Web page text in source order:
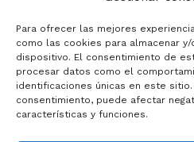
Para ofrecer las mejores
como las cookies para almacenar
dispositivo. El consentimiento de
procesar datos como el
identificaciones únicas en este
consentimiento, puede afectar
características y funciones.
Política de Cookies
Contacto